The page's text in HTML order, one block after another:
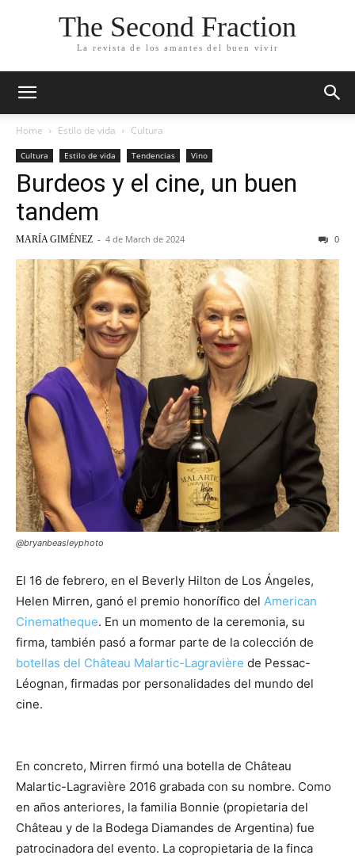
The Second Fraction
La revista de los amantes del buen vivir
Home Estilo de vida Cultura
Cultura Estilo de vida Tendencias Vino
Burdeos y el cine, un buen
tandem
MARÍA GIMÉNEZ - 4 de March de 2024 0
@bryanbeasleyphoto
El 16 de febrero, en el Beverly Hilton de Los Ángeles,
Helen Mirren, ganó el premio honorífico del American
Cinematheque. En un momento de la ceremonia, su
firma, también pasó a formar parte de la colección de
botellas del Château Malartic-Lagravière de Pessac-
Léognan, firmadas por personalidades del mundo del
cine.
En concreto, Mirren firmó una botella de Château
Malartic-Lagravière 2016 grabada con su nombre. Como
en años anteriores, la familia Bonnie (propietaria del
Château y de la Bodega Diamandes de Argentina) fue
patrocinadora del evento. La copropietaria de la finca